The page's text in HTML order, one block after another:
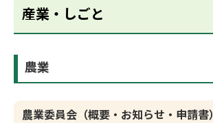
産業・しごと
農業
農業委員会（概要・お知らせ・申請書）